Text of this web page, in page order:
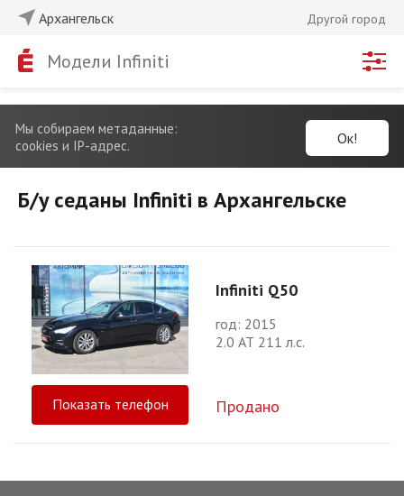
Архангельск Другой город
Модели Infiniti
Мы собираем метаданные:
cookies и IP-адрес.
Ок!
Б/у седаны Infiniti в Архангельске
Infiniti Q50
год: 2015
2.0 АТ 211 л.с.
Показать телефон Продано